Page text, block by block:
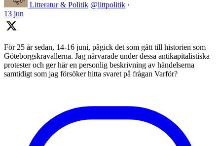
Litteratur & Politik @littpolitik ·
13 jun
För 25 år sedan, 14-16 juni, pågick det som gått till historien som
Göteborgskravallerna. Jag närvarade under dessa antikapitalistiska
protester och ger här en personlig beskrivning av händelserna
samtidigt som jag försöker hitta svaret på frågan Varför?